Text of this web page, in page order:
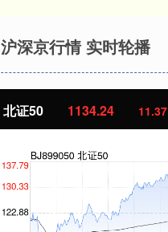
沪深京行情 实时轮播
北证50 1134.24 11.37